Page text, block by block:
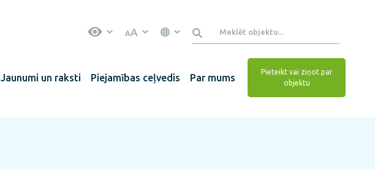
AA
Jaunumi un raksti Piejamības ceļvedis Par mums
Pieteikt vai ziņot par
objektu